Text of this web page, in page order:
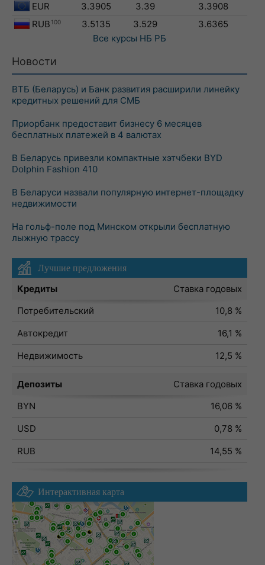
EUR
3.3905 3.39
3.3908
RUB 100 3.5135 3.529
3.6365
Все курсы НБ РБ
Новости
ВТБ (Беларусь) и Банк развития расширили линейку
кредитных решений для СМБ
Приорбанк предоставит бизнесу 6 месяцев
бесплатных платежей в 4 валютах
В Беларусь привезли компактные хэтчбеки BYD
Dolphin Fashion 410
В Беларуси назвали популярную интернет-площадку
недвижимости
На гольф-поле под Минском открыли бесплатную
лыжную трассу
Лучшие предложения
Кредиты
Ставка годовых
Потребительский
10,8 %
Автокредит
16,1 %
Недвижимость
12,5 %
Депозиты
Ставка годовых
BYN
16,06 %
USD
0,78 %
RUB
14,55 %
Интерактивная карта